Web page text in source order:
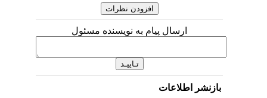
ارسال پیام به نویسنده مسئول
بازنشر اطلاعات